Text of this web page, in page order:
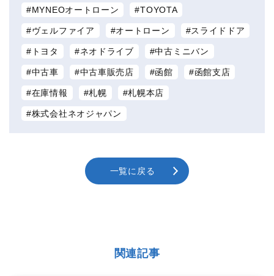
MYNEOオートローン TOYOTA
ヴェルファイア オートローン スライドドア
トヨタ ネオドライブ 中古ミニバン
中古車 中古車販売店 函館 函館支店
在庫情報 札幌 札幌本店
株式会社ネオジャパン
一覧に戻る
関連記事